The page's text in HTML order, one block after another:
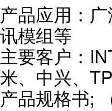
产品应用：
讯模组等
主要客户：
米、中兴、
产品规格书;